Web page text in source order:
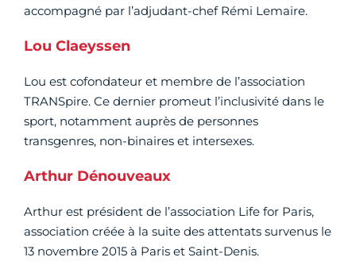
accompagné par l’adjudant-chef Rémi Lemaire.
Lou Claeyssen
Lou est cofondateur et membre de l’association
TRANSpire. Ce dernier promeut l’inclusivité dans le
sport, notamment auprès de personnes
transgenres, non-binaires et intersexes.
Arthur Dénouveaux
Arthur est président de l’association Life for Paris,
association créée à la suite des attentats survenus le
13 novembre 2015 à Paris et Saint-Denis.